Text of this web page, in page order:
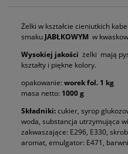
Żelki w kształcie cieniutkich
smaku JABŁKOWYM w
Wysokiej jakości żelki mają
kształty i piękne kolory.
opakowanie: worek fol. 1 kg
masa netto: 1000 g
Składniki:cukier, syrop
woda, substancja utrzymująca
zakwaszające: E296, E330,
aromat, emulgator: E471,